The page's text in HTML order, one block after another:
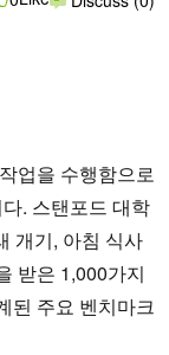
업을 수행함으로
. 스탠포드 대학
개기, 아침 식사
받은 1,000가지
된 주요 벤치마크